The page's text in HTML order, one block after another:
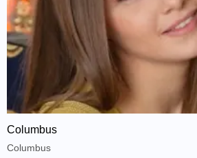
Columbus
Columbus